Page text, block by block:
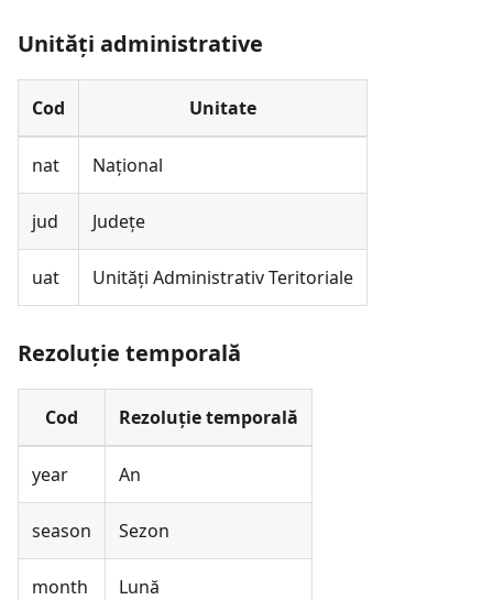
Unități administrative
Cod Unitate
nat Național
jud Județe
uat Unități Administrativ Teritoriale
Rezoluție temporală
Cod Rezoluție temporală
year An
season Sezon
month Lună